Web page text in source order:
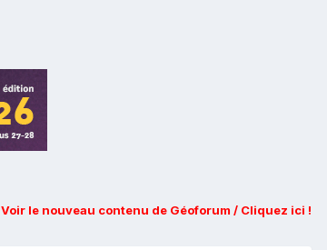
Voir le nouveau contenu de Géoforum / Cliquez ici !